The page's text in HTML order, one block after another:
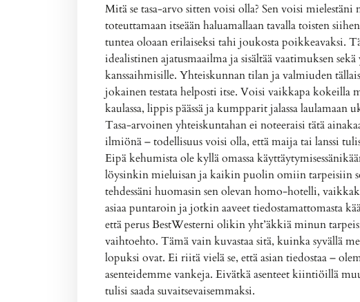
Mitä se tasa-arvo sitten voisi olla? Sen voisi
toteuttamaan itseään haluamallaan tavalla toisten
tuntea oloaan erilaiseksi tahi joukosta poikkeavaksi.
idealistinen ajatusmaailma ja sisältää vaatimuksen
kanssaihmisille. Yhteiskunnan tilan ja valmiuden
jokainen testata helposti itse. Voisi vaikkapa kokeilla
kaulassa, lippis päässä ja kumpparit jalassa
Tasa-arvoinen yhteiskuntahan ei noteeraisi tätä
ilmiönä – todellisuus voisi olla, että maija tai lanssi
Eipä kehumista ole kyllä omassa
löysinkin mieluisan ja kaikin puolin omiin tarpeisiin
tehdessäni huomasin sen olevan homo-hotelli,
asiaa puntaroin ja jotkin aaveet tiedostamattomasta
että perus BestWesterni olikin yht’äkkiä minun
vaihtoehto. Tämä vain kuvastaa sitä, kuinka syvällä
lopuksi ovat. Ei riitä vielä se, että asian tiedostaa –
asenteidemme vankeja. Eivätkä asenteet kiintiöillä
tulisi saada suvaitsevaisemmaksi.